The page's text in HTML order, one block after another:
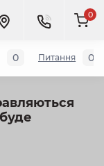
0
0 Питання 0